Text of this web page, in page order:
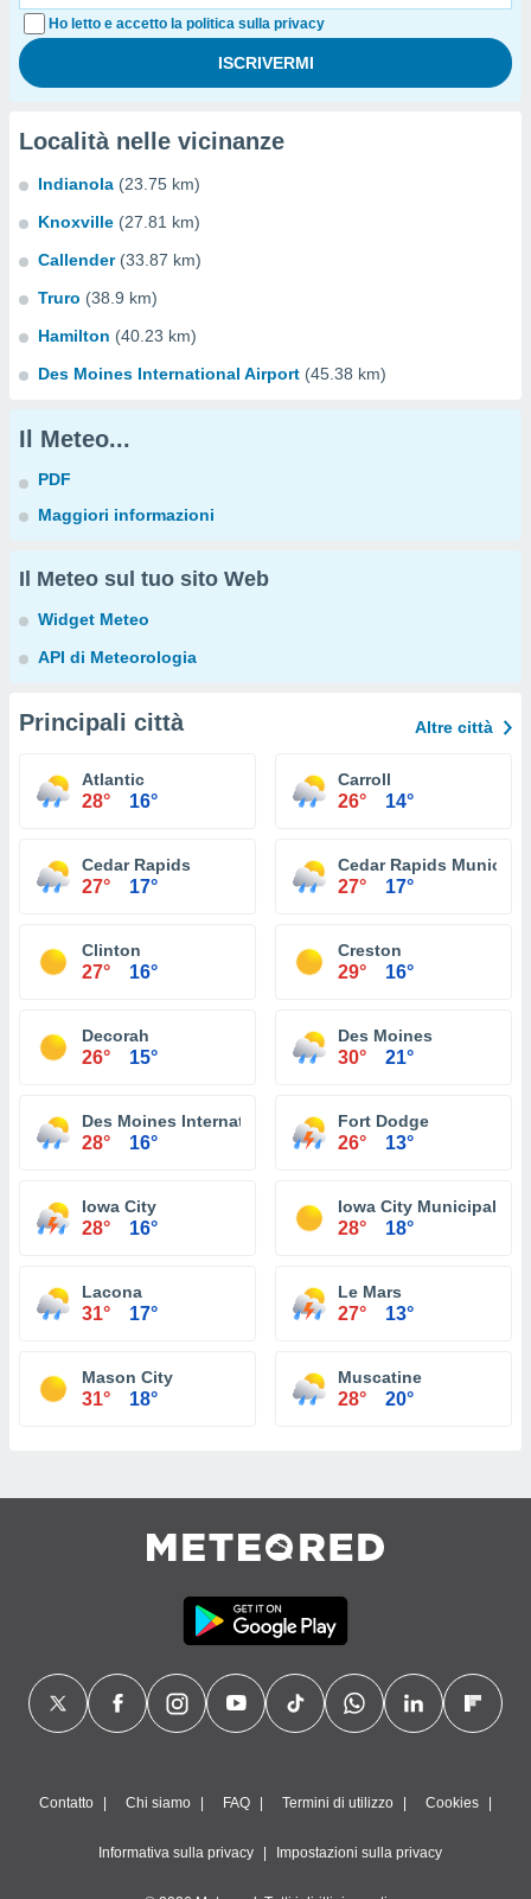
Ho letto e accetto la politica sulla privacy
Località nelle vicinanze
Indianola (23.75 km)
Knoxville (27.81 km)
Callender (33.87 km)
Truro (38.9 km)
Hamilton (40.23 km)
Des Moines International Airport (45.38 km)
Il Meteo...
PDF
Maggiori informazioni
Il Meteo sul tuo sito Web
Widget Meteo
API di Meteorologia
Principali città Altre città
Atlantic
28° 16°
Carroll
26° 14°
Cedar Rapids
27° 17°
Cedar Rapids
27° 17°
Clinton
27° 16°
Creston
29° 16°
Decorah
26° 15°
Des Moines
30° 21°
Des Moines International Airport
28° 16°
Fort Dodge
26° 13°
Iowa City
28° 16°
Iowa City Municipal
28° 18°
Lacona
31° 17°
Le Mars
27° 13°
Mason City
31° 18°
Muscatine
28° 20°
Contatto Chi siamo FAQ Termini di utilizzo Cookies
Informativa sulla privacy Impostazioni sulla privacy